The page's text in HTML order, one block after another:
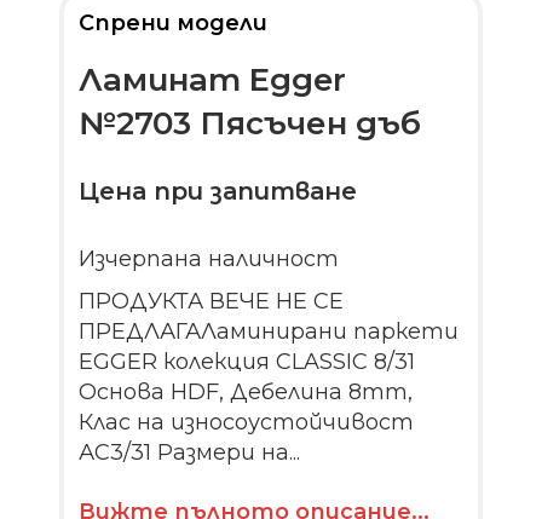
Спрени модели
Ламинат Egger
№2703 Пясъчен дъб
Цена при запитване
Изчерпана наличност
ПРОДУКТА ВЕЧЕ НЕ СЕ
ПРЕДЛАГАЛаминирани паркети
EGGER колекция CLASSIC 8/31
Основа HDF, Дебелина 8mm,
Клас на износоустойчивост
АС3/31 Размери на...
Вижте пълното описание...